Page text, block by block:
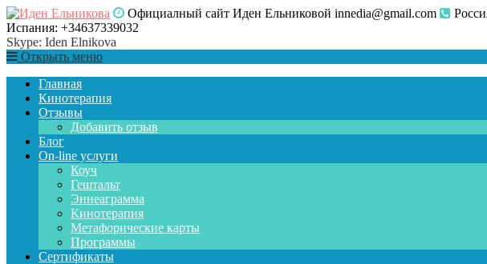
Официалный сайт Иден Ельниковой innedia@gmail.com
Испания: +34637339032
Skype: Iden Elnikova
Открыть меню
Главная
Кинотерапия
Отзывы
Добавить отзыв
Блог
On-line услуги
Коуч
Гештальт
Эннеаграмма
Кинотерапия
Метафорические карты
Программы
Сертификаты